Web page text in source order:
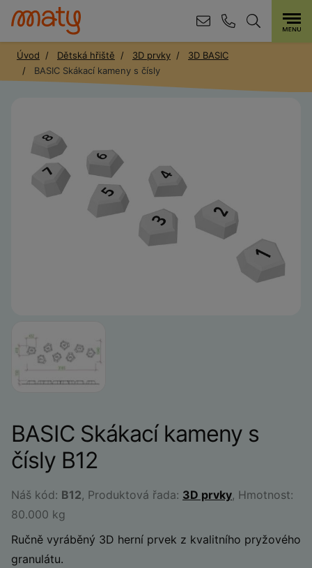
Úvod Dětská hřiště 3D prvky
3D BASIC
BASIC Skákací kameny s čísly
BASIC Skákací kameny s
čísly B12
Náš kód: B12, Produktová řada: 3D prvky, Hmotnost:
80.000 kg
Ručně vyráběný 3D herní prvek z kvalitního pryžového
granulátu.